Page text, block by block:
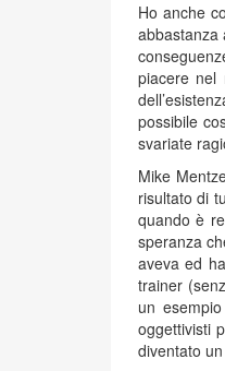
Ho anche
abbastanza
piacere nel
possibile
svariate
Mike
risultato di
quando è
speranza
aveva ed
trainer
un
oggettivisti
diventato